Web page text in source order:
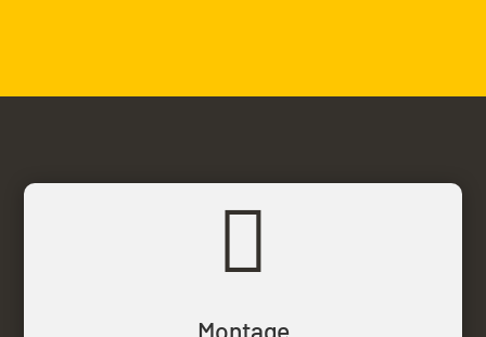

Montage